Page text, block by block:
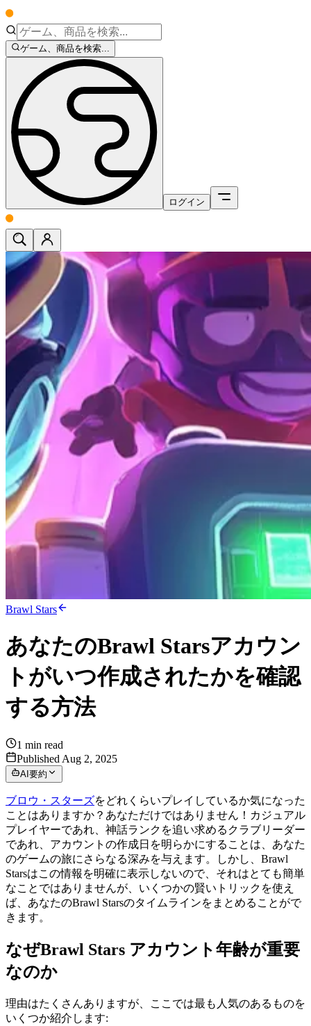
ゲーム、商品を検索...
ログイン
Brawl Stars
あなたのBrawl Starsアカウン
トがいつ作成されたかを確認
する方法
1 min read
Published Aug 2, 2025
AI要約
ブロウ・スターズをどれくらいプレイしているか気になった
ことはありますか？あなただけではありません！カジュアル
プレイヤーであれ、神話ランクを追い求めるクラブリーダー
であれ、アカウントの作成日を明らかにすることは、あなた
のゲームの旅にさらなる深みを与えます。しかし、Brawl
Starsはこの情報を明確に表示しないので、それはとても簡単
なことではありませんが、いくつかの賢いトリックを使え
ば、あなたのBrawl Starsのタイムラインをまとめることがで
きます。
なぜBrawl Stars アカウント年齢が重要
なのか
理由はたくさんありますが、ここでは最も人気のあるものを
いくつか紹介します: